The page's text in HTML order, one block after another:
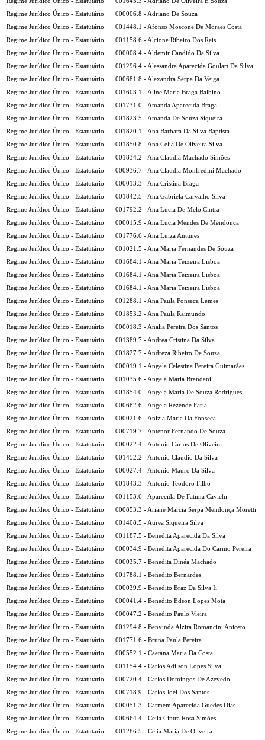
Regime Jurídico Único - Estatutário
000006.8 - Adriano De Souza
Regime Jurídico Único - Estatutário
001448.1 - Afonso Moscone De Moraes Costa
Regime Jurídico Único - Estatutário
001158.6 - Alcione Ribeiro Dos Reis
Regime Jurídico Único - Estatutário
000008.4 - Aldemir Candido Da Silva
Regime Jurídico Único - Estatutário
001296.4 - Alessandra Aparecida Goulart Da Silva
Regime Jurídico Único - Estatutário
000681.8 - Alexandra Serpa Da Veiga
Regime Jurídico Único - Estatutário
001603.1 - Aline Maria Braga Balbino
Regime Jurídico Único - Estatutário
001731.0 - Amanda Aparecida Braga
Regime Jurídico Único - Estatutário
001823.5 - Amanda De Souza Siqueira
Regime Jurídico Único - Estatutário
001820.1 - Ana Barbara Da Silva Baptista
Regime Jurídico Único - Estatutário
001850.8 - Ana Celia De Oliveira Silva
Regime Jurídico Único - Estatutário
001834.2 - Ana Claudia Machado Simões
Regime Jurídico Único - Estatutário
000936.7 - Ana Claudia Monfredini Machado
Regime Jurídico Único - Estatutário
000013.3 - Ana Cristina Braga
Regime Jurídico Único - Estatutário
001842.5 - Ana Gabriela Carvalho Silva
Regime Jurídico Único - Estatutário
001792.2 - Ana Lucia De Melo Cintra
Regime Jurídico Único - Estatutário
000015.9 - Ana Lucia Mendes De Mendonca
Regime Jurídico Único - Estatutário
001776.6 - Ana Luiza Antunes
Regime Jurídico Único - Estatutário
001021.5 - Ana Maria Fernandes De Souza
Regime Jurídico Único - Estatutário
001684.1 - Ana Maria Teixeira Lisboa
Regime Jurídico Único - Estatutário
001684.1 - Ana Maria Teixeira Lisboa
Regime Jurídico Único - Estatutário
001684.1 - Ana Maria Teixeira Lisboa
Regime Jurídico Único - Estatutário
001288.1 - Ana Paula Fonseca Lemes
Regime Jurídico Único - Estatutário
001853.2 - Ana Paula Raimundo
Regime Jurídico Único - Estatutário
000018.3 - Analia Pereira Dos Santos
Regime Jurídico Único - Estatutário
001389.7 - Andrea Cristina Da Silva
Regime Jurídico Único - Estatutário
001827.7 - Andreza Ribeiro De Souza
Regime Jurídico Único - Estatutário
000019.1 - Angela Celestina Pereira Guimarães
Regime Jurídico Único - Estatutário
001035.6 - Angela Maria Brandani
Regime Jurídico Único - Estatutário
001854.0 - Angela Maria De Souza Rodrigues
Regime Jurídico Único - Estatutário
000682.6 - Angela Rezende Faria
Regime Jurídico Único - Estatutário
000021.6 - Anizia Maria Da Fonseca
Regime Jurídico Único - Estatutário
000719.7 - Antenor Fernando De Souza
Regime Jurídico Único - Estatutário
000022.4 - Antonio Carlos De Oliveira
Regime Jurídico Único - Estatutário
001452.2 - Antonio Claudio Da Silva
Regime Jurídico Único - Estatutário
000027.4 - Antonio Mauro Da Silva
Regime Jurídico Único - Estatutário
001843.3 - Antonio Teodoro Filho
Regime Jurídico Único - Estatutário
001153.6 - Aparecida De Fatima Cavichi
Regime Jurídico Único - Estatutário
000853.3 - Ariane Marcia Serpa Mendonça Moretti
Regime Jurídico Único - Estatutário
001408.5 - Aurea Siqueira Silva
Regime Jurídico Único - Estatutário
001187.5 - Benedita Aparecida Da Silva
Regime Jurídico Único - Estatutário
000034.9 - Benedita Aparecida Do Carmo Pereira
Regime Jurídico Único - Estatutário
000035.7 - Benedita Dinéa Machado
Regime Jurídico Único - Estatutário
001788.1 - Benedito Bernardes
Regime Jurídico Único - Estatutário
000039.9 - Benedito Braz Da Silva Ii
Regime Jurídico Único - Estatutário
000041.4 - Benedito Edson Lopes Mota
Regime Jurídico Único - Estatutário
000047.2 - Benedito Paulo Vieira
Regime Jurídico Único - Estatutário
001294.8 - Benvinda Alzira Romancini Aniceto
Regime Jurídico Único - Estatutário
001771.6 - Bruna Paula Pereira
Regime Jurídico Único - Estatutário
000552.1 - Caetana Maria Da Costa
Regime Jurídico Único - Estatutário
001154.4 - Carlos Adilson Lopes Silva
Regime Jurídico Único - Estatutário
000720.4 - Carlos Domingos De Azevedo
Regime Jurídico Único - Estatutário
000718.9 - Carlos Joel Dos Santos
Regime Jurídico Único - Estatutário
000051.3 - Carmem Aparecida Guedes Dias
Regime Jurídico Único - Estatutário
000664.4 - Ceila Cintra Rosa Simões
Regime Jurídico Único - Estatutário
001286.5 - Celia Maria De Oliveira